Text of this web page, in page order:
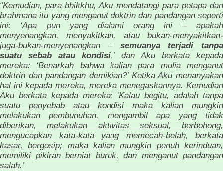
“Kemudian, para bhikkhu, Aku mendatangi para petapa dan
brahmana itu yang menganut doktrin dan pandangan seperti
ini: ‘Apa pun yang dialami orang ini – apakah
menyenangkan, menyakitkan, atau bukan-menyakitkan-
juga-bukan-menyenangkan – semuanya terjadi tanpa
suatu sebab atau kondisi,’ dan Aku berkata kepada
mereka: ‘Benarkah bahwa kalian para mulia menganut
doktrin dan pandangan demikian?’ Ketika Aku menanyakan
hal ini kepada mereka, mereka menegaskannya. Kemudian
Aku berkata kepada mereka: ‘Kalau begitu, adalah tanpa
suatu penyebab atau kondisi maka kalian mungkin
melakukan pembunuhan, mengambil apa yang tidak
diberikan, melakukan aktivitas seksual, berbohong,
mengucapkan kata-kata yang memecah-belah, berkata
kasar, bergosip; maka kalian mungkin penuh kerinduan,
memiliki pikiran berniat buruk, dan menganut pandangan
salah.’